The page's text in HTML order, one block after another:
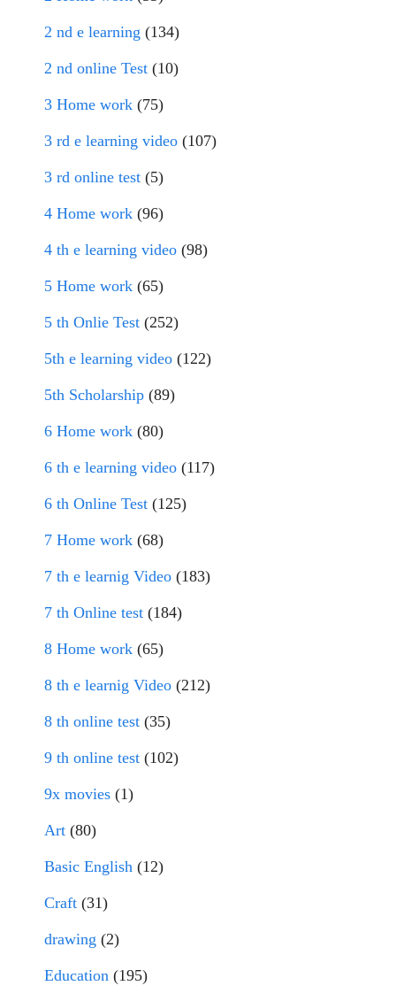
2 nd e learning (134)
2 nd online Test (10)
3 Home work (75)
3 rd e learning video (107)
3 rd online test (5)
4 Home work (96)
4 th e learning video (98)
5 Home work (65)
5 th Onlie Test (252)
5th e learning video (122)
5th Scholarship (89)
6 Home work (80)
6 th e learning video (117)
6 th Online Test (125)
7 Home work (68)
7 th e learnig Video (183)
7 th Online test (184)
8 Home work (65)
8 th e learnig Video (212)
8 th online test (35)
9 th online test (102)
9x movies (1)
Art (80)
Basic English (12)
Craft (31)
drawing (2)
Education (195)